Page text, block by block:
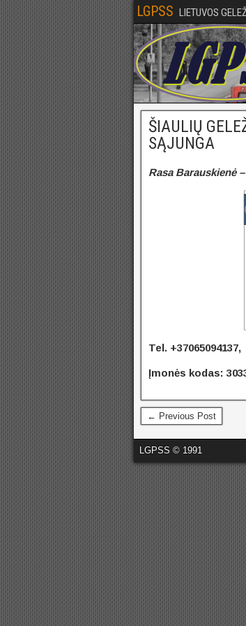
LGPSS LIETUVOS
ŠIAULIŲ
SĄJUNGA
Rasa Barauskienė
Tel. +37065094137,
Įmonės kodas:
← Previous Post
LGPSS © 1991